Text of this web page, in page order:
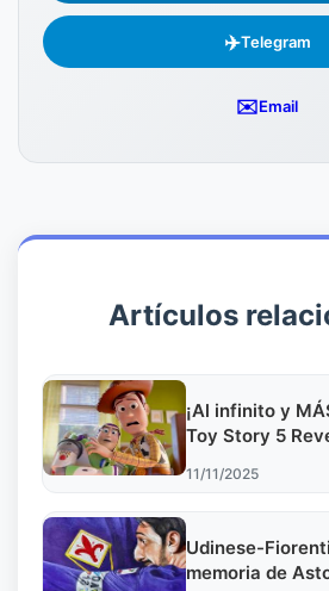
✈️Telegram
✉️Email
Artículos
¡Al infinito y
Toy Story 5
11/11/2025
Udinese-
memoria de